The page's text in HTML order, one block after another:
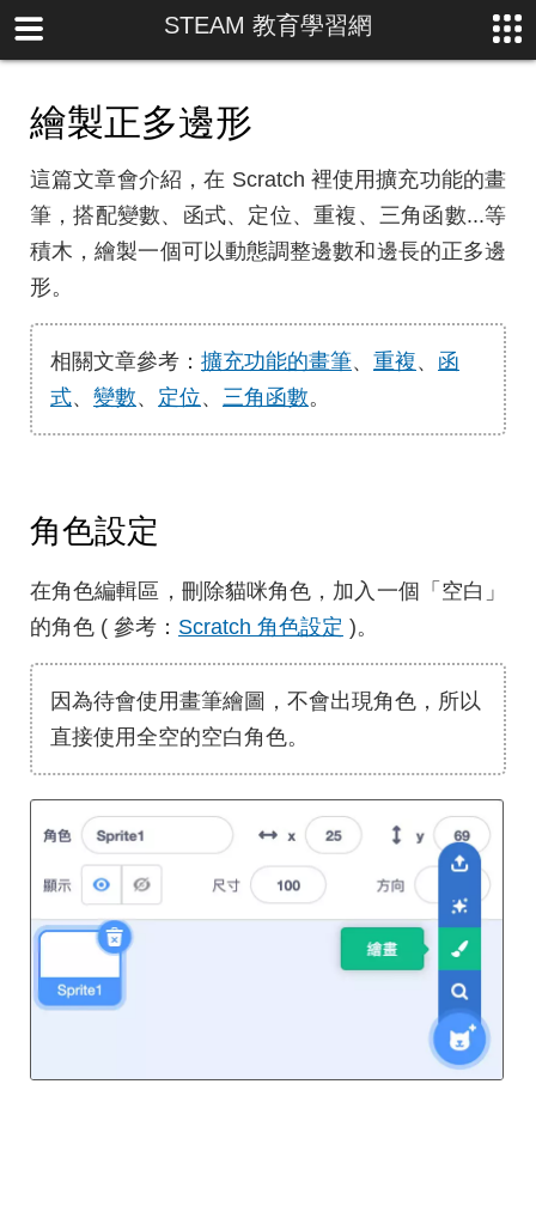
STEAM 教育學習網
繪製正多邊形
這篇文章會介紹，在 Scratch 裡使用擴充功能的畫
筆，搭配變數、函式、定位、重複、三角函數...等
積木，繪製一個可以動態調整邊數和邊長的正多邊
形。
相關文章參考： 擴充功能的畫筆、 重複、 函
式、 變數、 定位、 三角函數。
角色設定
在角色編輯區，刪除貓咪角色，加入一個「空白」
的角色 ( 參考： Scratch 角色設定 )。
因為待會使用畫筆繪圖，不會出現角色，所以
直接使用全空的空白角色。